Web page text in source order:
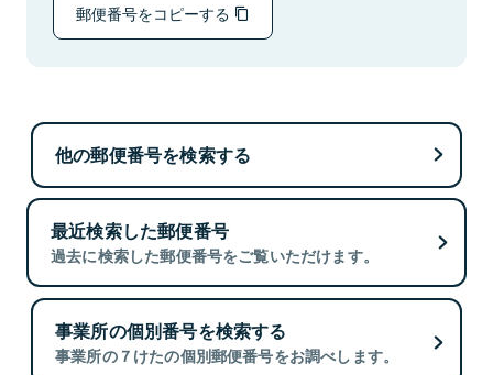
郵便番号をコピーする
他の郵便番号を検索する
最近検索した郵便番号
過去に検索した郵便番号をご覧いただけます。
事業所の個別番号を検索する
事業所の７けたの個別郵便番号をお調べします。